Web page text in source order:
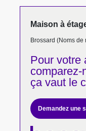
Maison à
Brossard (Noms de
Pour votre
comparez-
ça vaut le
Demandez une